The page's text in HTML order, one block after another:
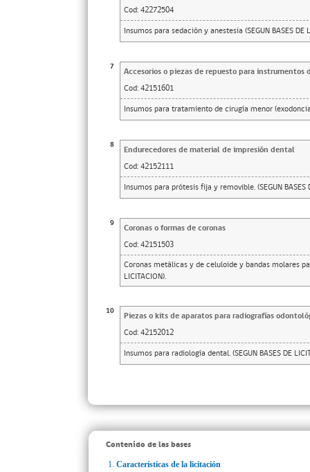
Cod: 42272504
Insumos para sedación y anestesia (SEGUN BASES DE
7
Accesorios o piezas de repuesto para instrumentos
Cod: 42151601
Insumos para tratamiento de cirugía menor
8
Endurecedores de material de impresión dental
Cod: 42152111
Insumos para prótesis fija y removible. (SEGUN BASES
9
Coronas o formas de coronas
Cod: 42151503
Coronas metálicas y de celuloide y bandas molares
LICITACION).
10
Piezas o kits de aparatos para radiografías
Cod: 42152012
Insumos para radiología dental. (SEGUN BASES DE
Contenido de las bases
1. Características de la licitación